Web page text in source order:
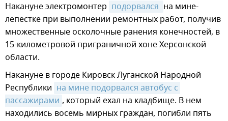
Накануне электромонтер подорвался на мине-
лепестке при выполнении ремонтных работ, получив
множественные осколочные ранения конечностей, в
15-километровой приграничной хоне Херсонской
области.
Накануне в городе Кировск Луганской Народной
Республики на мине подорвался автобус с
пассажирами , который ехал на кладбище. В нем
находились восемь мирных граждан, погибли пять